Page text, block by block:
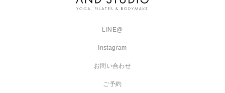
LINE@
Instagram
お問い合わせ
ご予約